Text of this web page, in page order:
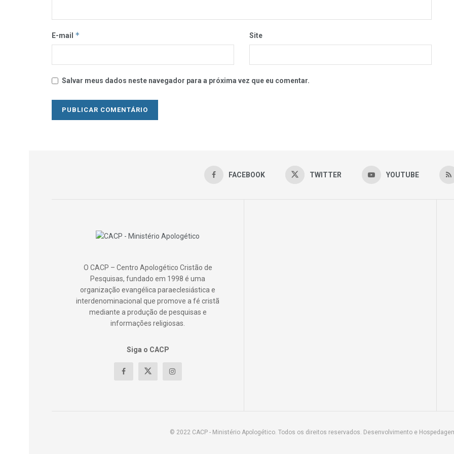
E-mail * Site
Salvar meus dados neste navegador para a próxima vez que eu comentar.
FACEBOOK TWITTER YOUTUBE
O CACP – Centro Apologético Cristão de
Pesquisas, fundado em 1998 é uma
organização evangélica paraeclesiástica e
interdenominacional que promove a fé cristã
mediante a produção de pesquisas e
informações religiosas.
Siga o CACP
© 2022 CACP - Ministério Apologético. Todos os direitos reservados. Desenvolvimento e